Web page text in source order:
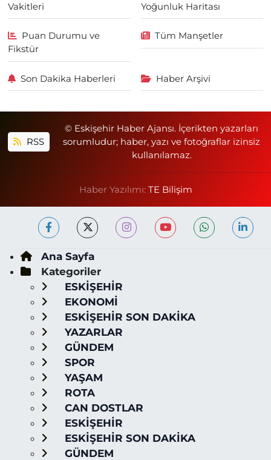
Vakitleri
Yoğunluk Haritası
Puan Durumu ve
Fikstür
Tüm Manşetler
Son Dakika Haberleri Haber Arşivi
RSS
© Eskişehir Haber Ajansı. İçerikten yazarları
sorumludur; haber, yazı ve fotoğraflar izinsiz
kullanılamaz.
Haber Yazılımı: TE Bilişim
Ana Sayfa
Kategoriler
ESKİŞEHİR
EKONOMİ
ESKİŞEHİR SON DAKİKA
YAZARLAR
GÜNDEM
SPOR
YAŞAM
ROTA
CAN DOSTLAR
ESKİŞEHİR
ESKİŞEHİR SON DAKİKA
GÜNDEM